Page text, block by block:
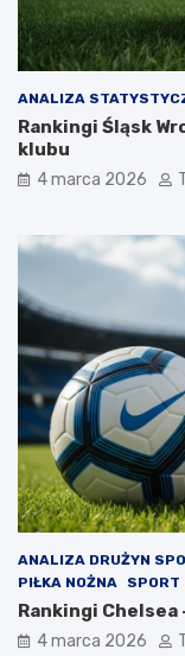
ANALIZA
Rankingi Śląsk
klubu
4 marca 2026
ANALIZA DRUŻYN
PIŁKA NOŻNA
SPORT
Rankingi
4 marca 2026